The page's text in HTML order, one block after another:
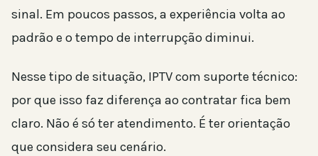
sinal. Em poucos passos, a experiência volta ao
padrão e o tempo de interrupção diminui.
Nesse tipo de situação, IPTV com suporte técnico:
por que isso faz diferença ao contratar fica bem
claro. Não é só ter atendimento. É ter orientação
que considera seu cenário.